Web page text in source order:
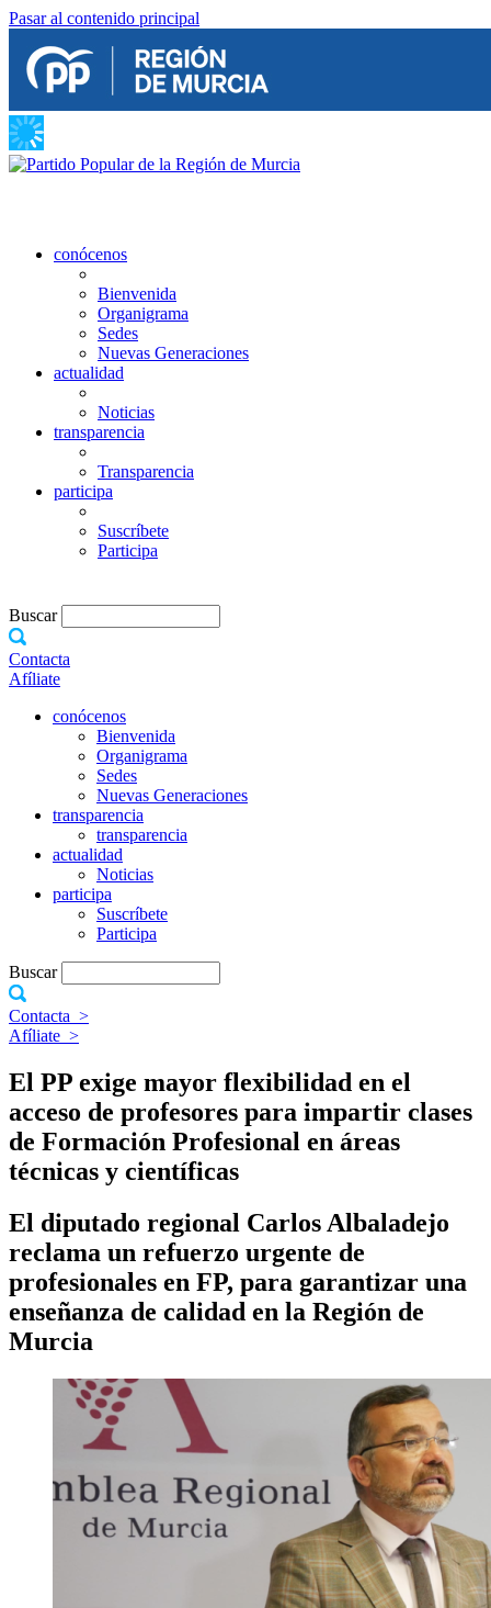
Pasar al contenido principal
conócenos
Bienvenida
Organigrama
Sedes
Nuevas Generaciones
actualidad
Noticias
transparencia
Transparencia
participa
Suscríbete
Participa
Buscar
Contacta
Afíliate
conócenos
Bienvenida
Organigrama
Sedes
Nuevas Generaciones
transparencia
transparencia
actualidad
Noticias
participa
Suscríbete
Participa
Buscar
Contacta >
Afíliate >
El PP exige mayor flexibilidad en el
acceso de profesores para impartir clases
de Formación Profesional en áreas
técnicas y científicas
El diputado regional Carlos Albaladejo
reclama un refuerzo urgente de
profesionales en FP, para garantizar una
enseñanza de calidad en la Región de
Murcia